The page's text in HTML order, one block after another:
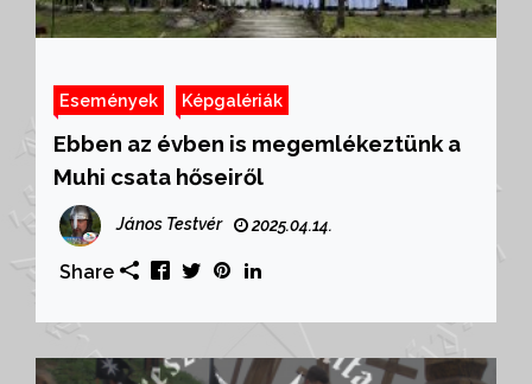
Események Képgalériák
Ebben az évben is megemlékeztünk a
Muhi csata hőseiről
János Testvér 2025.04.14.
Share